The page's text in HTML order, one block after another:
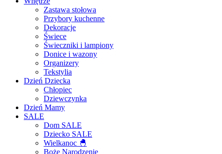
Zastawa stołowa
Przybory kuchenne
Dekoracje
Świece
Świeczniki i lampiony
Donice i wazony
Organizery
Tekstylia
Dzień Dziecka
Chłopiec
Dziewczynka
Dzień Mamy
SALE
Dom SALE
Dziecko SALE
Wielkanoc 🐣
Boże Narodzenie